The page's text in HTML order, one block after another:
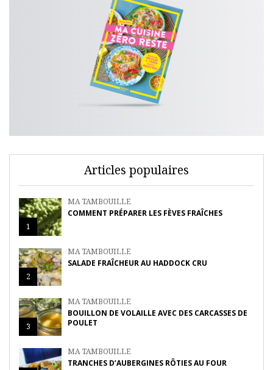
Articles populaires
1
MA TAMBOUILLE
COMMENT PRÉPARER LES FÈVES FRAÎCHES
2
MA TAMBOUILLE
SALADE FRAÎCHEUR AU HADDOCK CRU
3
MA TAMBOUILLE
BOUILLON DE VOLAILLE AVEC DES CARCASSES DE
POULET
MA TAMBOUILLE
TRANCHES D’AUBERGINES RÔTIES AU FOUR